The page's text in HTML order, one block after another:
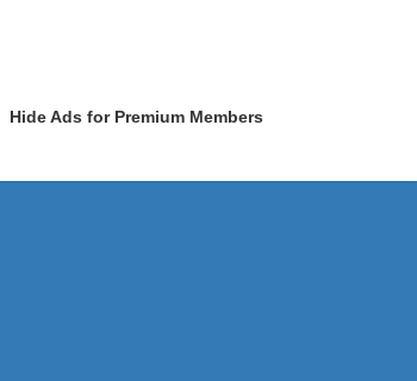
Hide Ads for Premium Members